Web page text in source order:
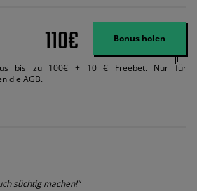
110€ Bonus holen
bis zu 100€ + 10 € Freebet. Nur für
die AGB.
süchtig machen!“